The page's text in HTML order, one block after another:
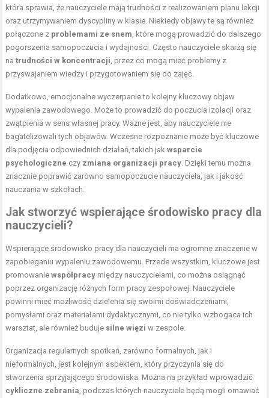
która sprawia, że nauczyciele mają trudności z realizowaniem planu lekcji
oraz utrzymywaniem dyscypliny w klasie. Niekiedy objawy te są również
połączone z problemami ze snem , które mogą prowadzić do dalszego
pogorszenia samopoczucia i wydajności. Często nauczyciele skarżą się
natrudności w koncentracji , przez co mogą mieć problemy z
przyswajaniem wiedzy i przygotowaniem się do zajęć.
Dodatkowo, emocjonalne wyczerpanie to kolejny kluczowy objaw
wypalenia zawodowego. Może to prowadzić do poczucia izolacji oraz
zwątpienia w sens własnej pracy. Ważne jest, aby nauczyciele nie
bagatelizowali tych objawów. Wczesne rozpoznanie może być kluczowe
dla podjęcia odpowiednich działań, takich jakwsparcie
psychologiczne czy zmiana organizacji pracy . Dzięki temu można
znacznie poprawić zarówno samopoczucie nauczyciela, jak i jakość
nauczania w szkołach.
Jak stworzyć wspierające środowisko pracy dla
nauczycieli?
Wspierające środowisko pracy dla nauczycieli ma ogromne znaczenie w
zapobieganiu wypaleniu zawodowemu. Przede wszystkim, kluczowe jest
promowaniewspółpracy między nauczycielami, co można osiągnąć
poprzez organizację różnych form pracy zespołowej. Nauczyciele
powinni mieć możliwość dzielenia się swoimi doświadczeniami,
pomysłami oraz materiałami dydaktycznymi, co nie tylko wzbogaca ich
warsztat, ale również buduje silne więzi w zespole.
Organizacja regularnych spotkań, zarówno formalnych, jak i
nieformalnych, jest kolejnym aspektem, który przyczynia się do
stworzenia sprzyjającego środowiska. Można na przykład wprowadzić
cykliczne zebrania , podczas których nauczyciele będą mogli omawiać